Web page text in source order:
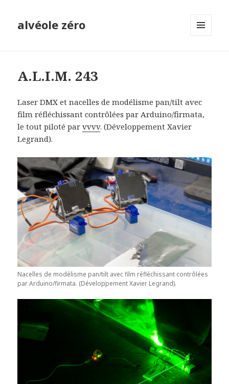
alvéole zéro
A.L.I.M. 243
Laser DMX et nacelles de modélisme pan/tilt avec
film réfléchissant contrôlées par Arduino/firmata,
le tout piloté parvvvv. (Développement Xavier
Legrand).
Nacelles de modélisme pan/tilt avec film réfléchissant contrôlées
par Arduino/firmata. (Développement Xavier Legrand).